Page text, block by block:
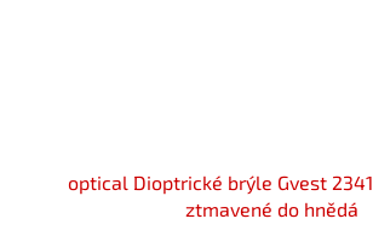
optical Dioptrické brýle Gvest
ztmavené do hnědá